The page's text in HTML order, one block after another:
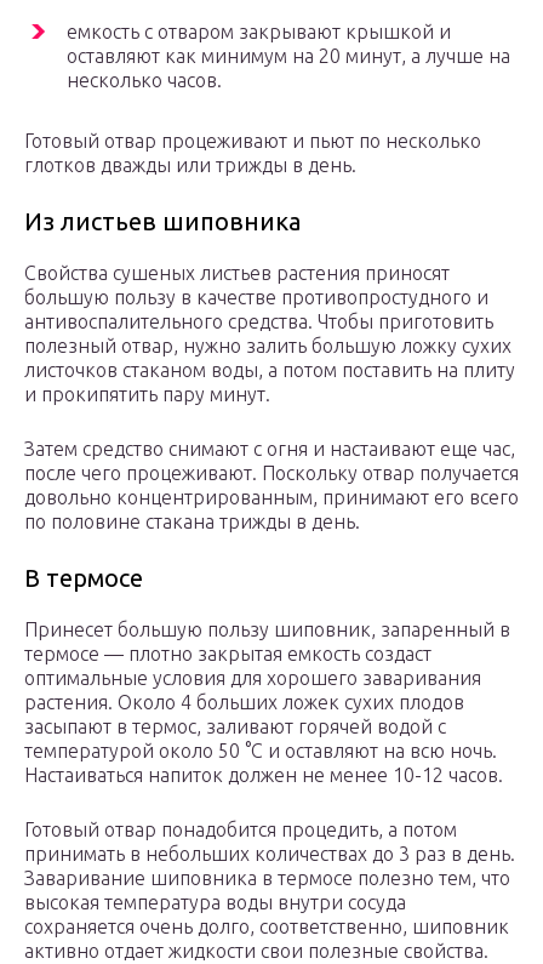
емкость с отваром закрывают крышкой и
оставляют как минимум на 20 минут, а лучше на
несколько часов.
Готовый отвар процеживают и пьют по несколько
глотков дважды или трижды в день.
Из листьев шиповника
Свойства сушеных листьев растения приносят
большую пользу в качестве противопростудного и
антивоспалительного средства. Чтобы приготовить
полезный отвар, нужно залить большую ложку сухих
листочков стаканом воды, а потом поставить на плиту
и прокипятить пару минут.
Затем средство снимают с огня и настаивают еще час,
после чего процеживают. Поскольку отвар получается
довольно концентрированным, принимают его всего
по половине стакана трижды в день.
В термосе
Принесет большую пользу шиповник, запаренный в
термосе — плотно закрытая емкость создаст
оптимальные условия для хорошего заваривания
растения. Около 4 больших ложек сухих плодов
засыпают в термос, заливают горячей водой с
температурой около 50 °С и оставляют на всю ночь.
Настаиваться напиток должен не менее 10-12 часов.
Готовый отвар понадобится процедить, а потом
принимать в небольших количествах до 3 раз в день.
Заваривание шиповника в термосе полезно тем, что
высокая температура воды внутри сосуда
сохраняется очень долго, соответственно, шиповник
активно отдает жидкости свои полезные свойства.